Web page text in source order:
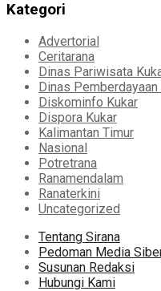
Kategori
Advertorial
Ceritarana
Dinas Pariwisata
Dinas
Diskominfo Kukar
Dispora Kukar
Kalimantan Timur
Nasional
Potretrana
Ranamendalam
Ranaterkini
Uncategorized
Tentang Sirana
Pedoman Media
Susunan Redaksi
Hubungi Kami